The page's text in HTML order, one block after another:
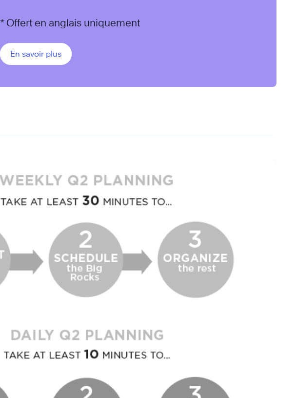
* Offert en anglais uniquement
En savoir plus